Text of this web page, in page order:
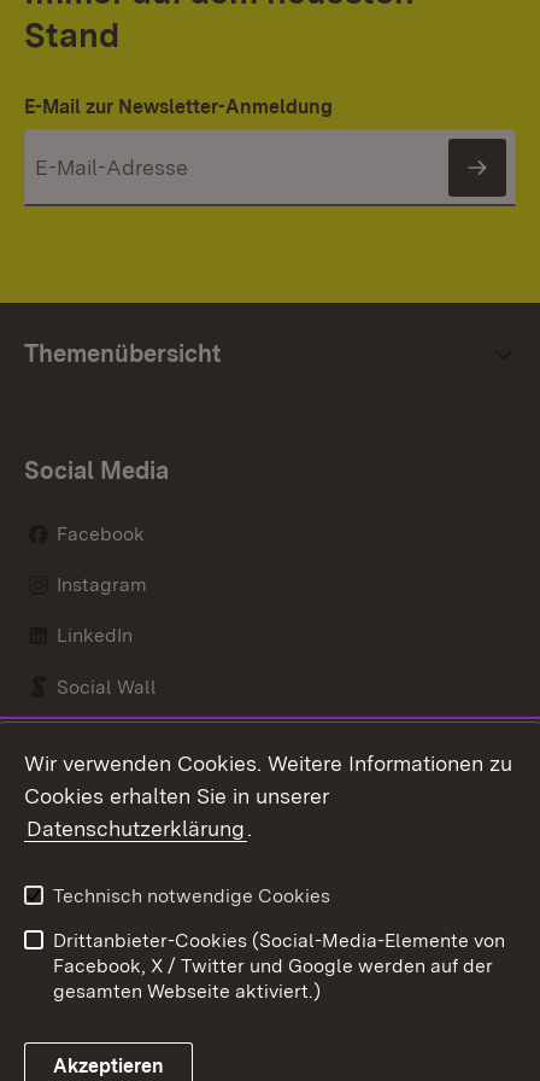
Stand
E-Mail zur Newsletter-Anmeldung
Themenübersicht
Social Media
Facebook
Instagram
LinkedIn
Social Wall
Kontakt
Barrierefreiheit
Impressum
Cookies
Wir verwenden Cookies. Weitere Informationen zu
Cookies erhalten Sie in unserer
Datenschutzerklärung.
Technisch notwendige Cookies
Drittanbieter-Cookies (Social-Media-Elemente von
Facebook, X / Twitter und Google werden auf der
gesamten Webseite aktiviert.)
Akzeptieren